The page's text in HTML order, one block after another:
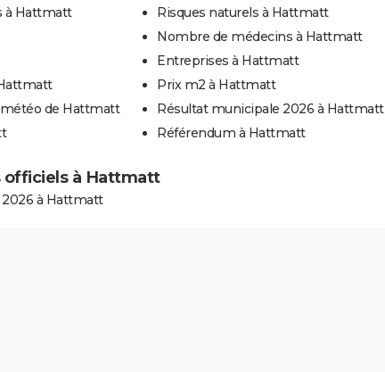
à Hattmatt
de Hattmatt
Risques naturels à Hattmatt
Nombre de médecins à Hattmatt
Entreprises à Hattmatt
Prix m2 à Hattmatt
Résultat municipale 2026 à Hattmatt
Référendum à Hattmatt
officiels à Hattmatt
à Hattmatt